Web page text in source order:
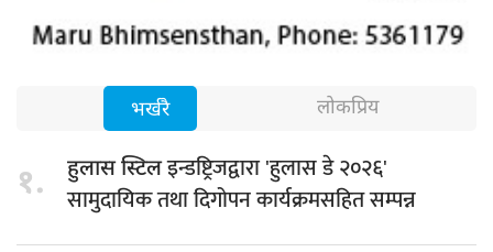
भर्खरै लोकप्रिय
१. हुलास स्टिलइन्डष्ट्रिजद्वारा 'हुलास डे २०२६'
सामुदायिक तथा दिगोपन कार्यक्रमसहित सम्पन्न